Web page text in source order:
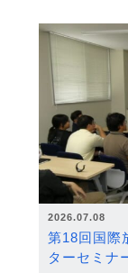
2026.07.08
第18回国際
ターセミナ